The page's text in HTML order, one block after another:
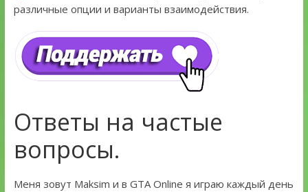
различные опции и варианты взаимодействия.
Ответы на частые
вопросы.
Меня зовут Maksim и в GTA Online я играю каждый день